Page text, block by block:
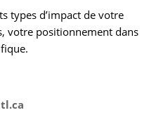
types d’impact de votre
votre positionnement dans